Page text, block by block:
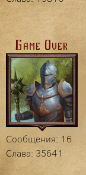
Game Over
Сообщения: 16
Слава: 35641